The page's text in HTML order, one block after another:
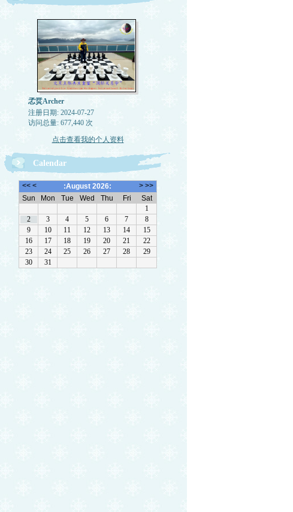
孞烎Archer
注册日期: 2024-07-27
访问总量: 677,440 次
点击查看我的个人资料
Calendar